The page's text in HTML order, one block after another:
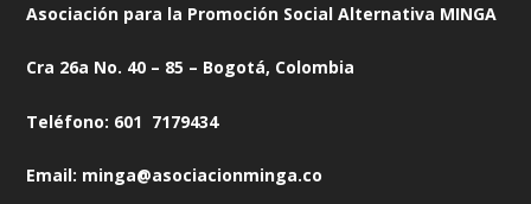
Asociación para la Promoción Social Alternativa MINGA
Cra 26a No. 40 – 85 – Bogotá, Colombia
Teléfono: 601 7179434
Email: minga@asociacionminga.co